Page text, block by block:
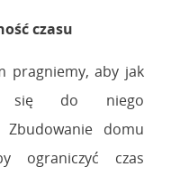
czasu
pragniemy, aby jak
się do niego
Zbudowanie domu
ograniczyć czas